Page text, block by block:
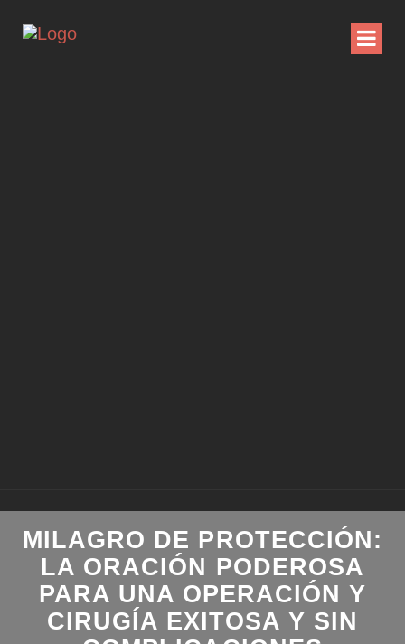
MILAGRO DE PROTECCIÓN:
LA ORACIÓN PODEROSA
PARA UNA OPERACIÓN Y
CIRUGÍA EXITOSA Y SIN
COMPLICACIONES